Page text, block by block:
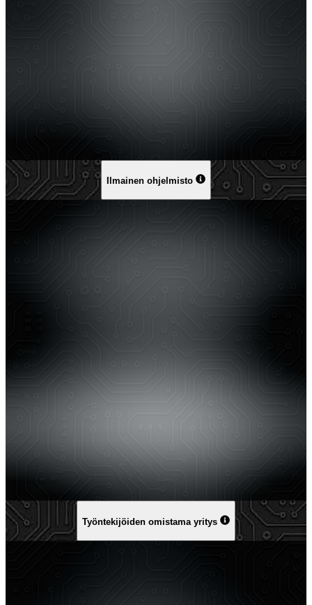
Ilmainen ohjelmisto
Työntekijöiden omistama yritys